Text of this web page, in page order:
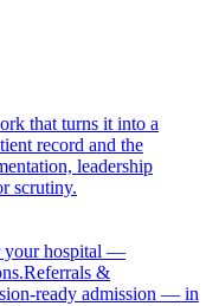
that turns it into a
record and the
leadership
scrutiny.
your hospital —
Referrals &
ready admission — in